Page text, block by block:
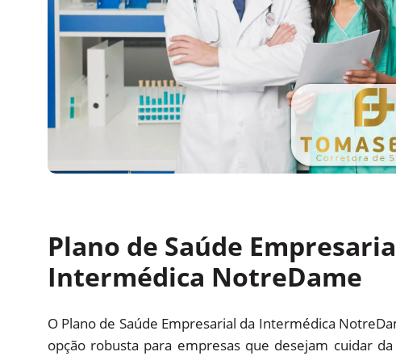
Plano de Saúde
Intermédica NotreDame
O Plano de Saúde Empresarial da Intermédica
opção robusta para empresas que desejam cuidar